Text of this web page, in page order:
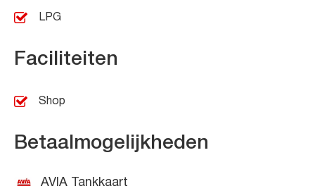
LPG
Faciliteiten
Shop
Betaalmogelijkheden
AVIA Tankkaart